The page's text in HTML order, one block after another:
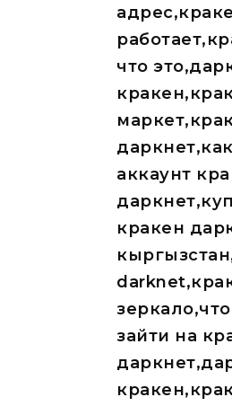
что
аккаунт
кракен
зайти на